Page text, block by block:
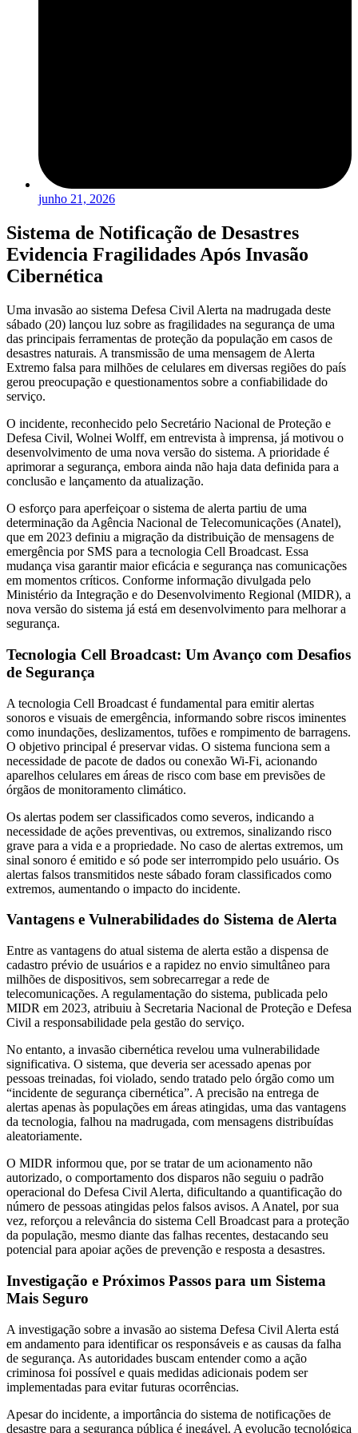
junho 21, 2026
Sistema de Notificação de Desastres
Evidencia Fragilidades Após Invasão
Cibernética
Uma invasão ao sistema Defesa Civil Alerta na madrugada deste
sábado (20) lançou luz sobre as fragilidades na segurança de uma
das principais ferramentas de proteção da população em casos de
desastres naturais. A transmissão de uma mensagem de Alerta
Extremo falsa para milhões de celulares em diversas regiões do país
gerou preocupação e questionamentos sobre a confiabilidade do
serviço.
O incidente, reconhecido pelo Secretário Nacional de Proteção e
Defesa Civil, Wolnei Wolff, em entrevista à imprensa, já motivou o
desenvolvimento de uma nova versão do sistema. A prioridade é
aprimorar a segurança, embora ainda não haja data definida para a
conclusão e lançamento da atualização.
O esforço para aperfeiçoar o sistema de alerta partiu de uma
determinação da Agência Nacional de Telecomunicações (Anatel),
que em 2023 definiu a migração da distribuição de mensagens de
emergência por SMS para a tecnologia Cell Broadcast. Essa
mudança visa garantir maior eficácia e segurança nas comunicações
em momentos críticos. Conforme informação divulgada pelo
Ministério da Integração e do Desenvolvimento Regional (MIDR), a
nova versão do sistema já está em desenvolvimento para melhorar a
segurança.
Tecnologia Cell Broadcast: Um Avanço com Desafios
de Segurança
A tecnologia Cell Broadcast é fundamental para emitir alertas
sonoros e visuais de emergência, informando sobre riscos iminentes
como inundações, deslizamentos, tufões e rompimento de barragens.
O objetivo principal é preservar vidas. O sistema funciona sem a
necessidade de pacote de dados ou conexão Wi-Fi, acionando
aparelhos celulares em áreas de risco com base em previsões de
órgãos de monitoramento climático.
Os alertas podem ser classificados como severos, indicando a
necessidade de ações preventivas, ou extremos, sinalizando risco
grave para a vida e a propriedade. No caso de alertas extremos, um
sinal sonoro é emitido e só pode ser interrompido pelo usuário. Os
alertas falsos transmitidos neste sábado foram classificados como
extremos, aumentando o impacto do incidente.
Vantagens e Vulnerabilidades do Sistema de Alerta
Entre as vantagens do atual sistema de alerta estão a dispensa de
cadastro prévio de usuários e a rapidez no envio simultâneo para
milhões de dispositivos, sem sobrecarregar a rede de
telecomunicações. A regulamentação do sistema, publicada pelo
MIDR em 2023, atribuiu à Secretaria Nacional de Proteção e Defesa
Civil a responsabilidade pela gestão do serviço.
No entanto, a invasão cibernética revelou uma vulnerabilidade
significativa. O sistema, que deveria ser acessado apenas por
pessoas treinadas, foi violado, sendo tratado pelo órgão como um
“incidente de segurança cibernética”. A precisão na entrega de
alertas apenas às populações em áreas atingidas, uma das vantagens
da tecnologia, falhou na madrugada, com mensagens distribuídas
aleatoriamente.
O MIDR informou que, por se tratar de um acionamento não
autorizado, o comportamento dos disparos não seguiu o padrão
operacional do Defesa Civil Alerta, dificultando a quantificação do
número de pessoas atingidas pelos falsos avisos. A Anatel, por sua
vez, reforçou a relevância do sistema Cell Broadcast para a proteção
da população, mesmo diante das falhas recentes, destacando seu
potencial para apoiar ações de prevenção e resposta a desastres.
Investigação e Próximos Passos para um Sistema
Mais Seguro
A investigação sobre a invasão ao sistema Defesa Civil Alerta está
em andamento para identificar os responsáveis e as causas da falha
de segurança. As autoridades buscam entender como a ação
criminosa foi possível e quais medidas adicionais podem ser
implementadas para evitar futuras ocorrências.
Apesar do incidente, a importância do sistema de notificações de
desastre para a segurança pública é inegável. A evolução tecnológica